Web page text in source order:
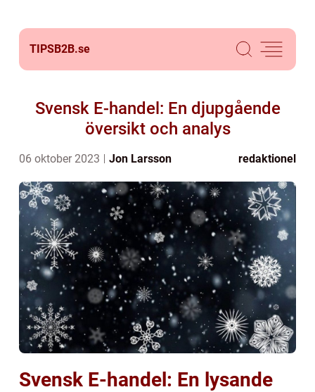
TIPSB2B.se
Svensk E-handel: En djupgående
översikt och analys
06 oktober 2023 Jon Larsson redaktionel
Svensk E-handel: En lysande